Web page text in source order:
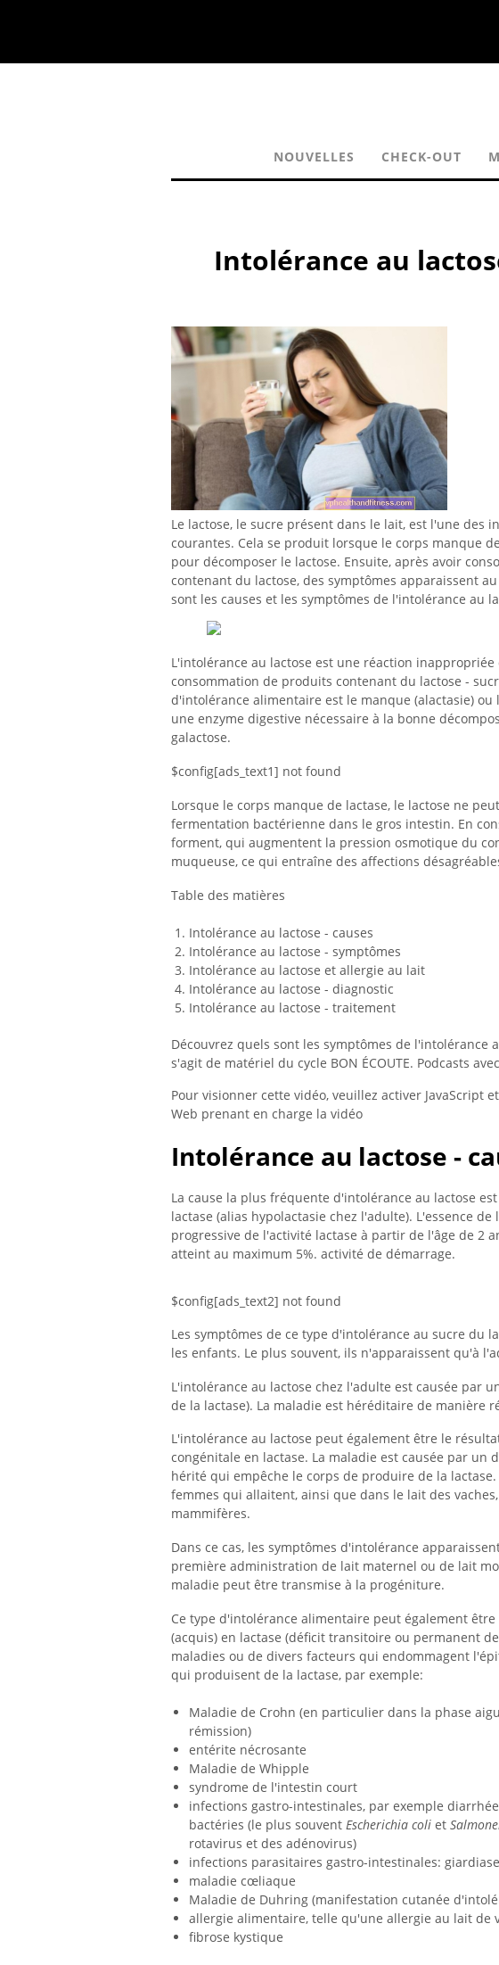
NOUVELLES CHECK-OUT
Intolérance au
Le lactose, le sucre présent dans le lait, est l'une des
courantes. Cela se produit lorsque le corps manque
pour décomposer le lactose. Ensuite, après avoir
contenant du lactose, des symptômes apparaissent
sont les causes et les symptômes de l'intolérance au
L'intolérance au lactose est une réaction
consommation de produits contenant du lactose -
d'intolérance alimentaire est le manque (alactasie) ou
une enzyme digestive nécessaire à la bonne
galactose.
$config[ads_text1] not found
Lorsque le corps manque de lactase, le lactose ne
fermentation bactérienne dans le gros intestin. En
forment, qui augmentent la pression osmotique du
muqueuse, ce qui entraîne des affections
Table des matières
Intolérance au lactose - causes
Intolérance au lactose - symptômes
Intolérance au lactose et allergie au lait
Intolérance au lactose - diagnostic
Intolérance au lactose - traitement
Découvrez quels sont les symptômes de l'intolérance
s'agit de matériel du cycle BON ÉCOUTE. Podcasts
Pour visionner cette vidéo, veuillez activer JavaScript
Web prenant en charge la vidéo
Intolérance au lactose -
La cause la plus fréquente d'intolérance au lactose
lactase (alias hypolactasie chez l'adulte). L'essence
progressive de l'activité lactase à partir de l'âge de 2
atteint au maximum 5%. activité de démarrage.
$config[ads_text2] not found
Les symptômes de ce type d'intolérance au sucre du
les enfants. Le plus souvent, ils n'apparaissent qu'à
L'intolérance au lactose chez l'adulte est causée par
de la lactase). La maladie est héréditaire de manière
L'intolérance au lactose peut également être le
congénitale en lactase. La maladie est causée par
hérité qui empêche le corps de produire de la
femmes qui allaitent, ainsi que dans le lait des
mammifères.
Dans ce cas, les symptômes d'intolérance
première administration de lait maternel ou de lait
maladie peut être transmise à la progéniture.
Ce type d'intolérance alimentaire peut également
(acquis) en lactase (déficit transitoire ou permanent
maladies ou de divers facteurs qui endommagent
qui produisent de la lactase, par exemple:
Maladie de Crohn (en particulier dans la phase
rémission)
entérite nécrosante
Maladie de Whipple
syndrome de l'intestin court
infections gastro-intestinales, par exemple
bactéries (le plus souvent Escherichia coli et
rotavirus et des adénovirus)
infections parasitaires gastro-intestinales:
maladie cœliaque
Maladie de Duhring (manifestation cutanée
allergie alimentaire, telle qu'une allergie au lait de
fibrose kystique